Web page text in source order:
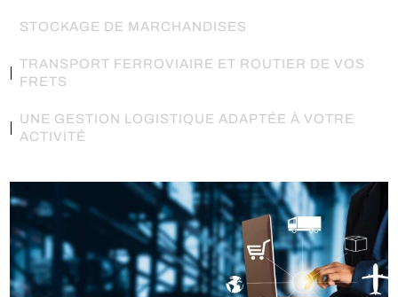
STOCKAGE DE MARCHANDISES
TRANSPORT FERROVIAIRE ET ROUTIER DE VOS
FRETS
UNE GESTION LOGISTIQUE ADAPTÉE À VOTRE
ACTIVITÉ